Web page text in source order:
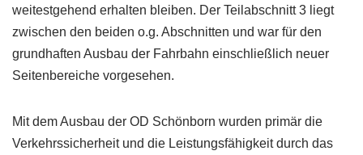
weitestgehend erhalten bleiben. Der Teilabschnitt 3 liegt
zwischen den beiden o.g. Abschnitten und war für den
grundhaften Ausbau der Fahrbahn einschließlich neuer
Seitenbereiche vorgesehen.
Mit dem Ausbau der OD Schönborn wurden primär die
Verkehrssicherheit und die Leistungsfähigkeit durch das